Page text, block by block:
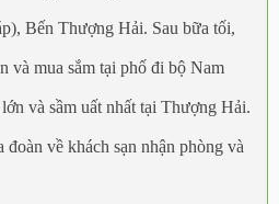
Bến Thượng Hải. Sau bữa tối,
và mua sắm tại phố đi bộ Nam
và sầm uất nhất tại Thượng Hải.
về khách sạn nhận phòng và